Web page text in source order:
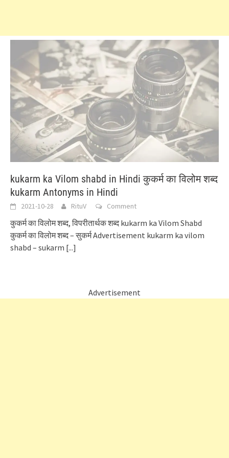
kukarm ka Vilom shabd in Hindi कुकर्म का विलोम शब्द
kukarm Antonyms in Hindi
2021-10-28 RituV Comment
कुकर्म का विलोम शब्द, विपरीतार्थक शब्द kukarm ka Vilom Shabd
कुकर्म का विलोम शब्द – सुकर्म Advertisement kukarm ka vilom
shabd – sukarm [...]
Advertisement